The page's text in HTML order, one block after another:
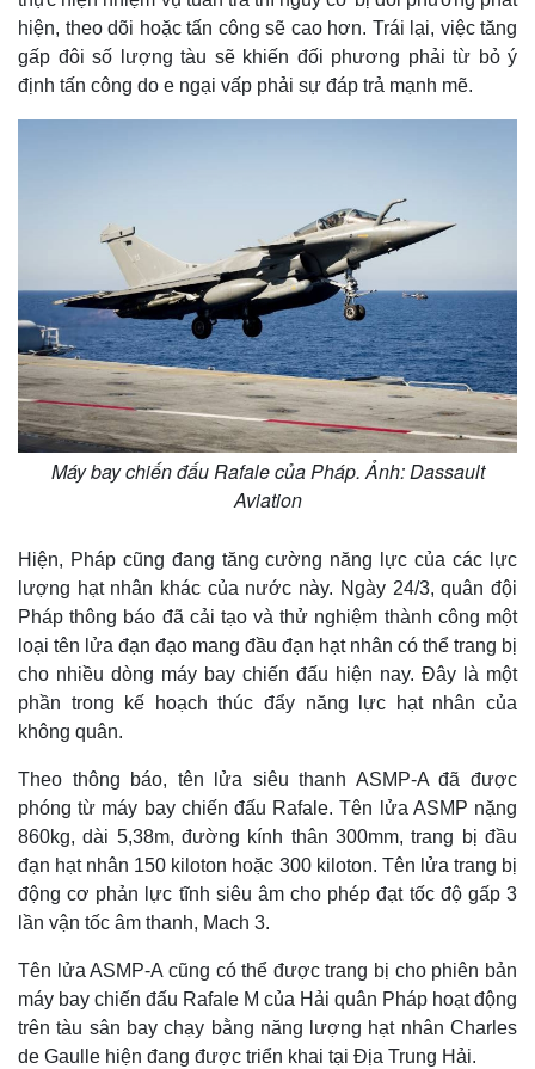
Kinh tế
Bất động sản
Khởi nghiệp
Thị trường
Giá vàng
Tiêu dùng
Tỷ giá
hiện, theo dõi hoặc tấn công sẽ cao hơn. Trái lại, việc tăng
gấp đôi số lượng tàu sẽ khiến đối phương phải từ bỏ ý
định tấn công do e ngại vấp phải sự đáp trả mạnh mẽ.
Máy bay chiến đấu Rafale của Pháp. Ảnh: Dassault
Aviation
Hiện, Pháp cũng đang tăng cường năng lực của các lực
lượng hạt nhân khác của nước này. Ngày 24/3, quân đội
Pháp thông báo đã cải tạo và thử nghiệm thành công một
loại tên lửa đạn đạo mang đầu đạn hạt nhân có thể trang bị
cho nhiều dòng máy bay chiến đấu hiện nay. Đây là một
phần trong kế hoạch thúc đẩy năng lực hạt nhân của
không quân.
Theo thông báo, tên lửa siêu thanh ASMP-A đã được
phóng từ máy bay chiến đấu Rafale. Tên lửa ASMP nặng
860kg, dài 5,38m, đường kính thân 300mm, trang bị đầu
đạn hạt nhân 150 kiloton hoặc 300 kiloton. Tên lửa trang bị
động cơ phản lực tĩnh siêu âm cho phép đạt tốc độ gấp 3
lần vận tốc âm thanh, Mach 3.
Tên lửa ASMP-A cũng có thể được trang bị cho phiên bản
máy bay chiến đấu Rafale M của Hải quân Pháp hoạt động
trên tàu sân bay chạy bằng năng lượng hạt nhân Charles
de Gaulle hiện đang được triển khai tại Địa Trung Hải.